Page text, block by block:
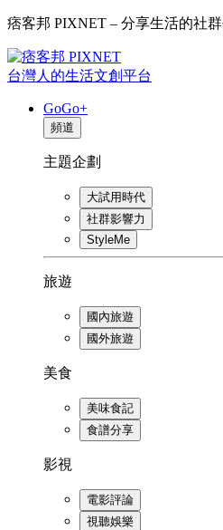
痞客邦 PIXNET – 分享生活的社
台灣人的生活文創平台
GoGo+
頻道
主題企劃
大試用時代
社群影響力
StyleMe
旅遊
國內旅遊
國外旅遊
美食
美味食記
食譜分享
影視
電影評論
視聽娛樂